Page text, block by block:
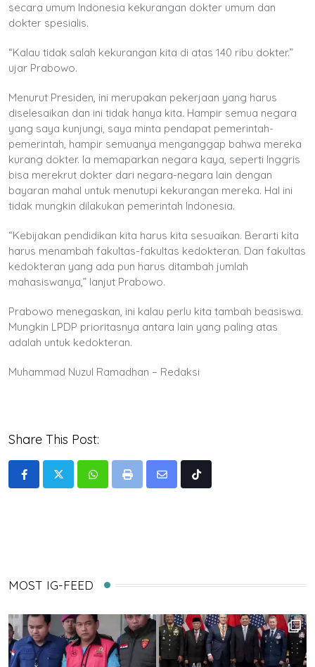
secara umum Indonesia kekurangan dokter umum dan
dokter spesialis.
“Kalau tidak salah kekurangan kita di atas 140 ribu dokter.”
ujar Prabowo.
Menurut Presiden, ini merupakan pekerjaan yang harus
diselesaikan dan ini tidak hanya kita. Hampir semua negara
yang saya kunjungi, saya minta pendapat pemerintah-
pemerintah, hampir semuanya menganggap bahwa mereka
kurang dokter. Ia memaparkan negara kaya, seperti Inggris
bisa merekrut dokter dari negara-negara lain dengan
bayaran mahal untuk menutupi kekurangan mereka. Hal ini
tidak mungkin dilakukan pemerintah Indonesia.
“Kebijakan pendidikan kita harus kita sesuaikan. Berarti kita
harus menambah fakultas-fakultas kedokteran. Dan fakultas
kedokteran yang ada pun harus ditambah jumlah
mahasiswanya,” lanjut Prabowo.
Prabowo menegaskan, ini kalau perlu kita tambah beasiswa.
Mungkin LPDP prioritasnya antara lain yang paling atas
adalah untuk kedokteran.
Muhammad Nuzul Ramadhan – Redaksi
Share This Post:
WhatsappPrint
Share
Tiktok
MOST IG-FEED